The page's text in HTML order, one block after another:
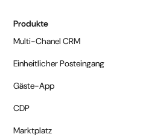
Produkte
Multi-Chanel CRM
Einheitlicher Posteingang
Gäste-App
CDP
Marktplatz